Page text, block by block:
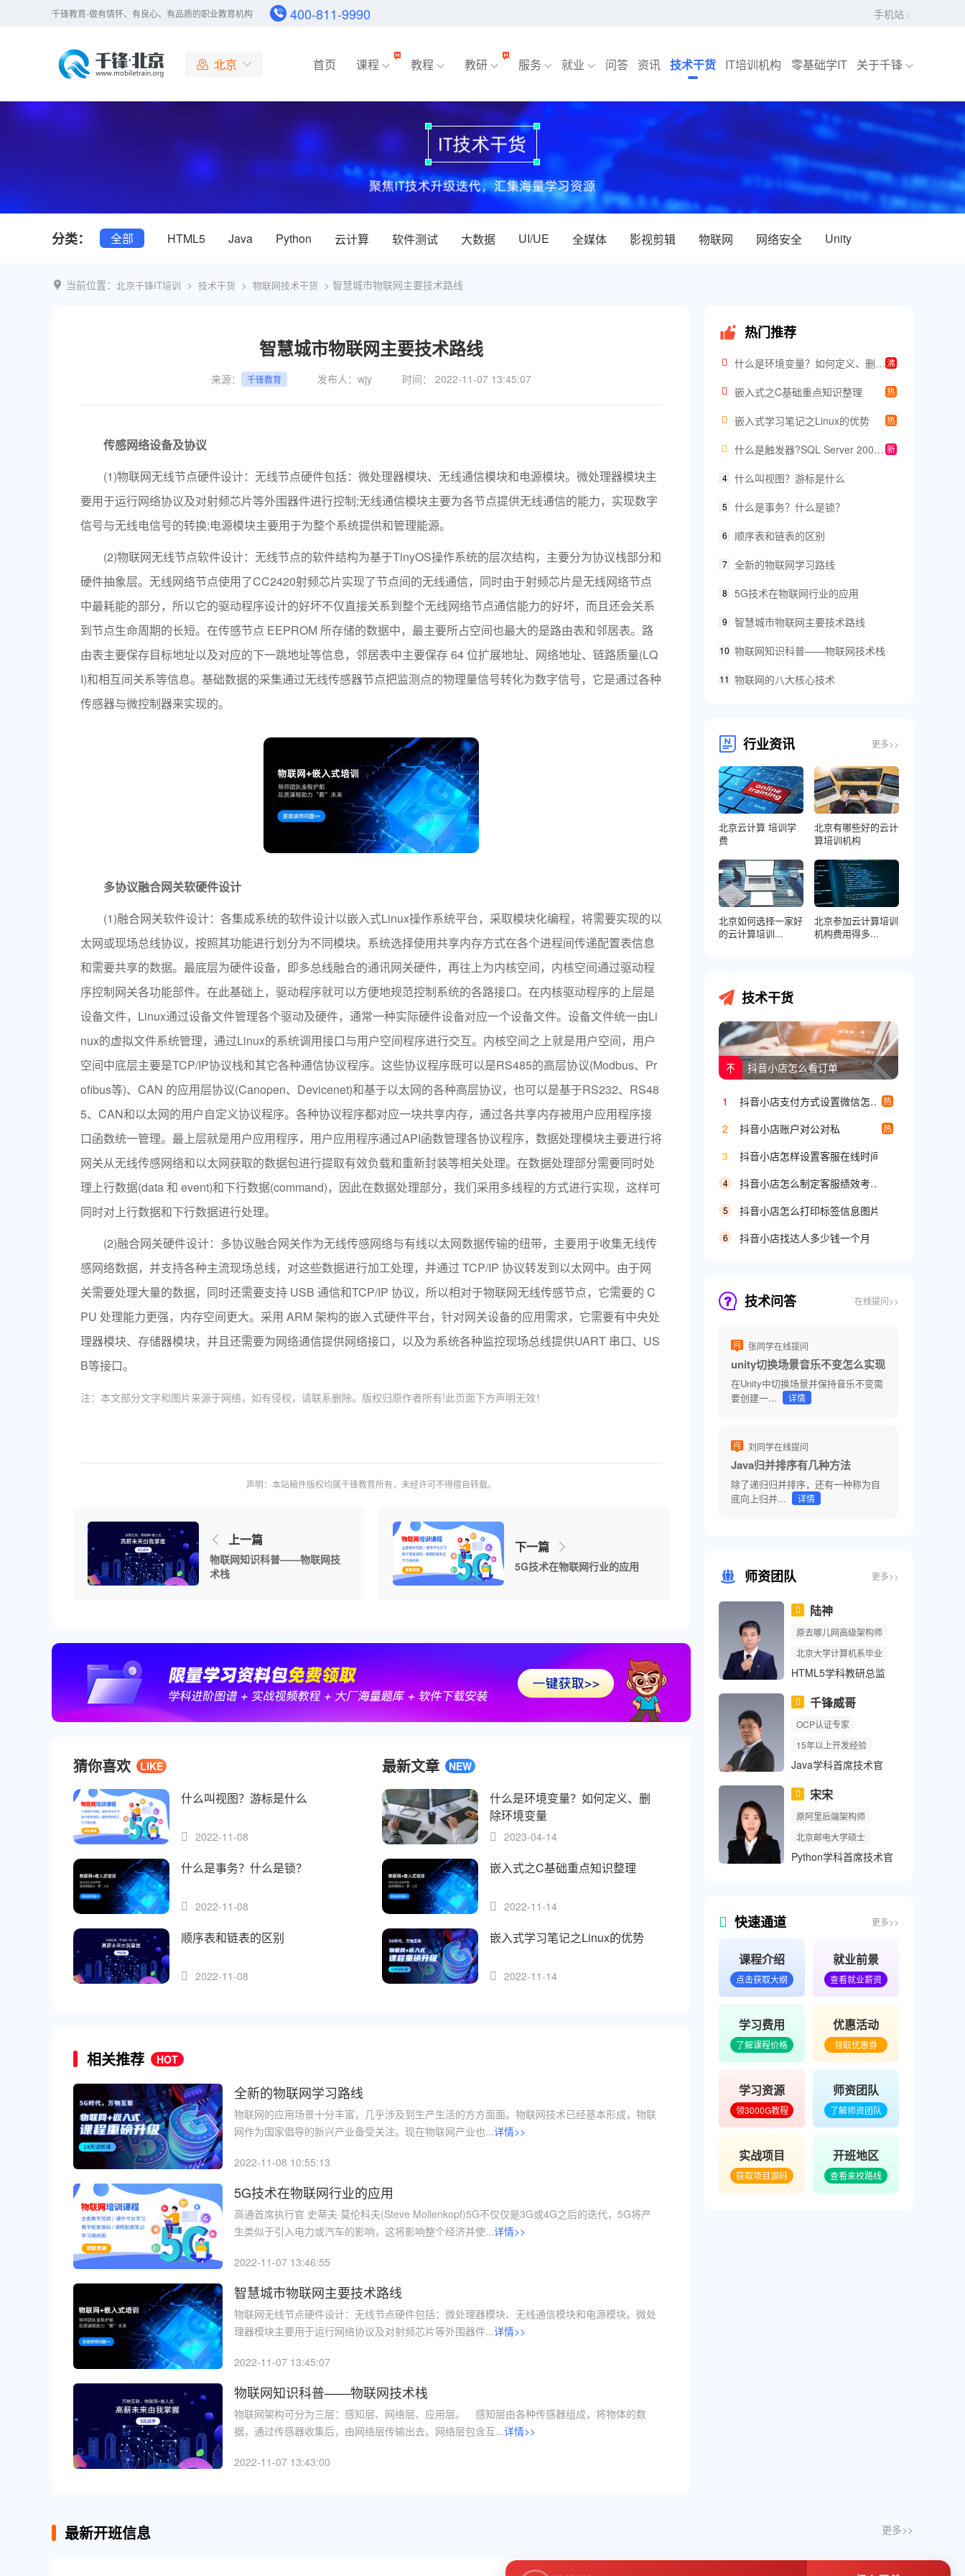
千锋教育-做有情怀、有良心、有品质的职业教育机构 400-811-9990 手机站
北京
北京
广州
成都
杭州
合肥
济南
西安
青岛
太原
贵阳
南昌
首页 课程 教程 教研 服务 就业 问答 资讯 技术干货 IT培训机构 零基础学IT 关于千锋
分类： 全部 HTML5 Java Python 云计算 软件测试 大数据 UI/UE 全媒体 影视剪辑 物联网 网络安全 Unity
当前位置： 北京千锋IT培训 > 技术干货 > 物联网技术干货 > 智慧城市物联网主要技术路线
智慧城市物联网主要技术路线
来源： 千锋教育 发布人：wjy 时间： 2022-11-07 13:45:07
传感网络设备及协议
(1)物联网无线节点硬件设计：无线节点硬件包括：微处理器模块、无线通信模块和电源模块。微处理器模块主
要用于运行网络协议及对射频芯片等外围器件进行控制;无线通信模块主要为各节点提供无线通信的能力，实现数字
信号与无线电信号的转换;电源模块主要用于为整个系统提供和管理能源。
(2)物联网无线节点软件设计：无线节点的软件结构为基于TinyOS操作系统的层次结构，主要分为协议栈部分和
硬件抽象层。无线网络节点使用了CC2420射频芯片实现了节点间的无线通信，同时由于射频芯片是无线网络节点
中最耗能的部分，所以它的驱动程序设计的好坏不仅直接关系到整个无线网络节点通信能力的好坏，而且还会关系
到节点生命周期的长短。在传感节点 EEPROM 所存储的数据中，最主要所占空间也最大的是路由表和邻居表。路
由表主要保存目标地址以及对应的下一跳地址等信息，邻居表中主要保存 64 位扩展地址、网络地址、链路质量(LQ
I)和相互间关系等信息。基础数据的采集通过无线传感器节点把监测点的物理量信号转化为数字信号，它是通过各种
传感器与微控制器来实现的。
多协议融合网关软硬件设计
(1)融合网关软件设计：各集成系统的软件设计以嵌入式Linux操作系统平台，采取模块化编程，将需要实现的以
太网或现场总线协议，按照其功能进行划分为不同模块。系统选择使用共享内存方式在各个进程间传递配置表信息
和需要共享的数据。最底层为硬件设备，即多总线融合的通讯网关硬件，再往上为内核空间，内核空间通过驱动程
序控制网关各功能部件。在此基础上，驱动程序就可以方便地规范控制系统的各路接口。在内核驱动程序的上层是
设备文件，Linux通过设备文件管理各个驱动及硬件，通常一种实际硬件设备对应一个设备文件。设备文件统一由Li
nux的虚拟文件系统管理，通过Linux的系统调用接口与用户空间程序进行交互。内核空间之上就是用户空间，用户
空间中底层主要是TCP/IP协议栈和其它各种通信协议程序。这些协议程序既可以是RS485的高层协议(Modbus、Pr
ofibus等)、CAN 的应用层协议(Canopen、Devicenet)和基于以太网的各种高层协议，也可以是基于RS232、RS48
5、CAN和以太网的用户自定义协议程序。各种协议程序都对应一块共享内存，通过各共享内存被用户应用程序接
口函数统一管理。最上层就是用户应用程序，用户应用程序通过API函数管理各协议程序，数据处理模块主要进行将
网关从无线传感网络和以太网获取的数据包进行提取有效负载和重新封装等相关处理。在数据处理部分需要同时处
理上行数据(data 和 event)和下行数据(command)，因此在数据处理部分，我们采用多线程的方式进行实现，这样可
同时对上行数据和下行数据进行处理。
(2)融合网关硬件设计：多协议融合网关作为无线传感网络与有线以太网数据传输的纽带，主要用于收集无线传
感网络数据，并支持各种主流现场总线，对这些数据进行加工处理，并通过 TCP/IP 协议转发到以太网中。由于网
关需要处理大量的数据，同时还需要支持 USB 通信和TCP/IP 协议，所以相对于物联网无线传感节点，它需要的 C
PU 处理能力更强，内存空间更大。采用 ARM 架构的嵌入式硬件平台，针对网关设备的应用需求，它需要有中央处
理器模块、存储器模块，并且还需要为网络通信提供网络接口，以及为系统各种监控现场总线提供UART 串口、US
B等接口。
注：本文部分文字和图片来源于网络，如有侵权，请联系删除。版权归原作者所有!此页面下方声明无效！
声明：本站稿件版权均属千锋教育所有，未经许可不得擅自转载。
上一篇
物联网知识科普——物联网技
术栈
下一篇
5G技术在物联网行业的应用
猜你喜欢 LIKE
什么叫视图？游标是什么
2022-11-08
什么是事务？什么是锁？
2022-11-08
顺序表和链表的区别
2022-11-08
最新文章 NEW
什么是环境变量？如何定义、删
除环境变量
2023-04-14
嵌入式之C基础重点知识整理
2022-11-14
嵌入式学习笔记之Linux的优势
2022-11-14
相关推荐 HOT
全新的物联网学习路线
物联网的应用场景十分丰富，几乎涉及到生产生活的方方面面。物联网技术已经基本形成，物联
网作为国家倡导的新兴产业备受关注。现在物联网产业也...详情>>
2022-11-08 10:55:13
5G技术在物联网行业的应用
高通首席执行官 史蒂夫·莫伦科夫(Steve Mollenkopf)5G不仅仅是3G或4G之后的迭代，5G将产
生类似于引入电力或汽车的影响，这将影响整个经济并使...详情>>
2022-11-07 13:46:55
智慧城市物联网主要技术路线
物联网无线节点硬件设计：无线节点硬件包括：微处理器模块、无线通信模块和电源模块。微处
理器模块主要用于运行网络协议及对射频芯片等外围器件...详情>>
2022-11-07 13:45:07
物联网知识科普——物联网技术栈
物联网架构可分为三层：感知层、网络层、应用层。 感知层由各种传感器组成，将物体的数
据，通过传感器收集后，由网络层传输出去。网络层包含互...详情>>
2022-11-07 13:43:00
热门推荐
什么是环境变量？如何定义、删除环境变量沸
嵌入式之C基础重点知识整理 热
嵌入式学习笔记之Linux的优势 热
什么是触发器?SQL Server 2000有什么不同类型的触发器? 新
4 什么叫视图？游标是什么
5 什么是事务？什么是锁？
6 顺序表和链表的区别
7 全新的物联网学习路线
8 5G技术在物联网行业的应用
9 智慧城市物联网主要技术路线
10 物联网知识科普——物联网技术栈
11 物联网的八大核心技术
行业资讯 更多>>
北京云计算 培训学
费
北京有哪些好的云计
算培训机构
北京如何选择一家好
的云计算培训...
北京参加云计算培训
机构费用得多...
技术干货
抖音小店怎么看订单
1 抖音小店支付方式设置微信怎么设置 热
2 抖音小店账户对公对私 热
3 抖音小店怎样设置客服在线时间
4 抖音小店怎么制定客服绩效考核方案
5 抖音小店怎么打印标签信息图片
6 抖音小店找达人多少钱一个月
技术问答 在线提问>>
张同学在线提问
unity切换场景音乐不变怎么实现
在Unity中切换场景并保持音乐不变需
要创建一...
详情
刘同学在线提问
Java归并排序有几种方法
除了递归归并排序，还有一种称为自
底向上归并...
详情
师资团队 更多>>
原去哪儿网高级架构师
北京大学计算机系毕业
HTML5学科教研总监
OCP认证专家
15年以上开发经验
Java学科首席技术官
Python学科首席技术官
卢老师
北京大学博士后
北京科技大学博士
人工智能学科总监
索尔
原阿里后端架构师
浙工大计算机系毕业
Java学科高级讲师
jackfrued
曾任职华为成都研究所
计算机应用技术博士
Python学科教学主管
快速通道 更多>>
课程介绍
点击获取大纲
就业前景
查看就业薪资
学习费用
了解课程价格
优惠活动
领取优惠券
学习资源
领3000G教程
师资团队
了解师资团队
实战项目
获取项目源码
开班地区
查看来校路线
最新开班信息 更多>>